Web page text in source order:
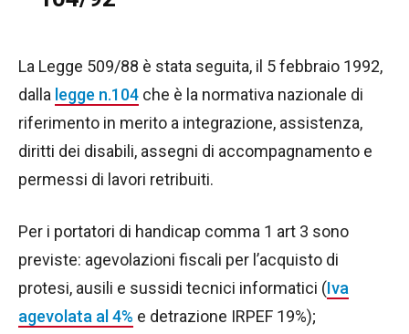
La Legge 509/88 è stata seguita, il 5 febbraio 1992,
dalla legge n.104 che è la normativa nazionale di
riferimento in merito a integrazione, assistenza,
diritti dei disabili, assegni di accompagnamento e
permessi di lavori retribuiti.
Per i portatori di handicap comma 1 art 3 sono
previste: agevolazioni fiscali per l’acquisto di
protesi, ausili e sussidi tecnici informatici (Iva
agevolata al 4% e detrazione IRPEF 19%);